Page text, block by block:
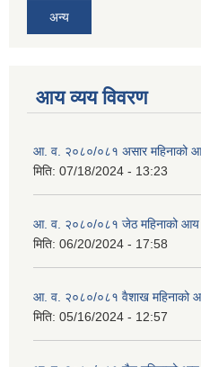
अन्य
आय व्यय विवरण
आ. व. २०८०/०८१ असार महिनाको
मिति: 07/18/2024 - 13:23
आ. व. २०८०/०८१ जेठ महिनाको आय
मिति: 06/20/2024 - 17:58
आ. व. २०८०/०८१ वैशाख महिनाको
मिति: 05/16/2024 - 12:57